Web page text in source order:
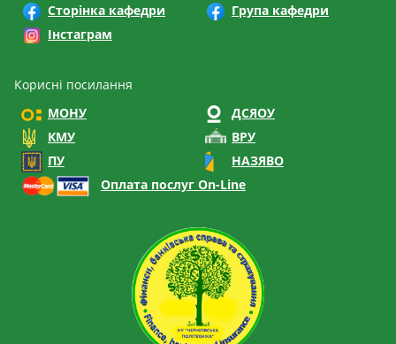
Сторінка кафедри
Група кафедри
Інстаграм
Корисні посилання
МОНУ
ДСЯОУ
КМУ
ВРУ
ПУ
НАЗЯВО
Оплата послуг On-Line